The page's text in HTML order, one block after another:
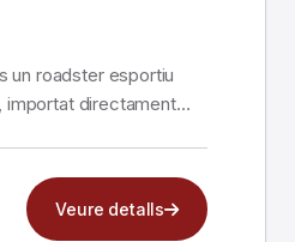
un roadster esportiu
importat directament
Veure detalls